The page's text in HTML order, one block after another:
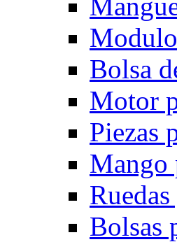
Bolsa
Motor
Piezas
Mango
Bolsas